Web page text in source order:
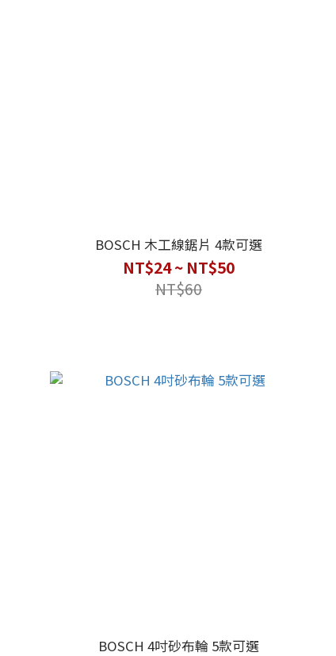
BOSCH 木工線鋸片 4款可選
NT$24 ~ NT$50
NT$60
BOSCH 4吋砂布輪 5款可選